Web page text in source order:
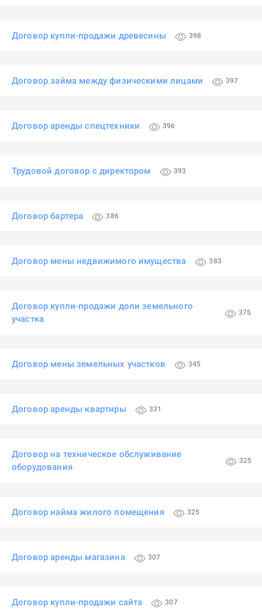
Договор купли-продажи древесины 398
Договор займа между физическими лицами 397
Договор аренды спецтехники 396
Трудовой договор с директором 393
Договор бартера 386
Договор мены недвижимого имущества 383
Договор купли-продажи доли земельного
участка
375
Договор мены земельных участков 345
Договор аренды квартиры 331
Договор на техническое обслуживание
оборудования
325
Договор найма жилого помещения 325
Договор аренды магазина 307
Договор купли-продажи сайта 307